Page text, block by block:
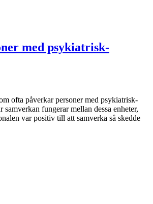
med psykiatrisk-
ofta påverkar personer med psykiatrisk-
fungerar mellan dessa enheter,
var positiv till att samverka så skedde